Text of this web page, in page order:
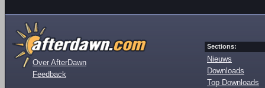
Over AfterDawn
Feedback
Sections:
Nieuws
Downloads
Top Downloads